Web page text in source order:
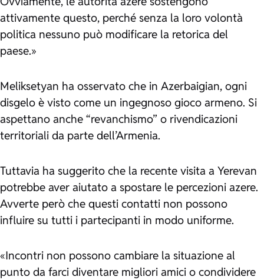
attivamente questo, perché senza la loro volontà
politica nessuno può modificare la retorica del
paese.»
Meliksetyan ha osservato che in Azerbaigian, ogni
disgelo è visto come un ingegnoso gioco armeno. Si
aspettano anche “revanchismo” o rivendicazioni
territoriali da parte dell’Armenia.
Tuttavia ha suggerito che la recente visita a Yerevan
potrebbe aver aiutato a spostare le percezioni azere.
Avverte però che questi contatti non possono
influire su tutti i partecipanti in modo uniforme.
«Incontri non possono cambiare la situazione al
punto da farci diventare migliori amici o condividere